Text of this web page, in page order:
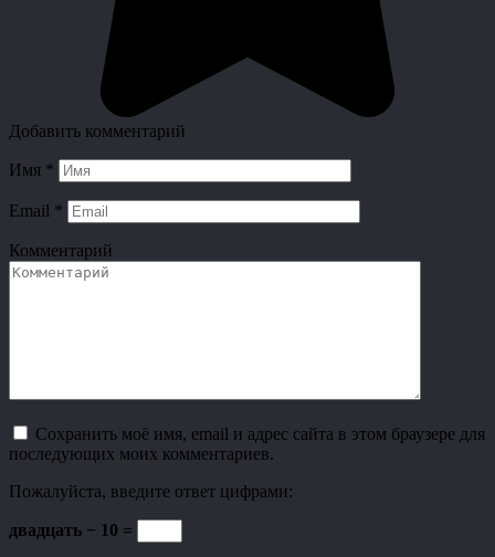
Добавить комментарий
Имя *
Email *
Комментарий
Сохранить моё имя, email и адрес сайта в этом браузере для
последующих моих комментариев.
Пожалуйста, введите ответ цифрами:
двадцать − 10 =